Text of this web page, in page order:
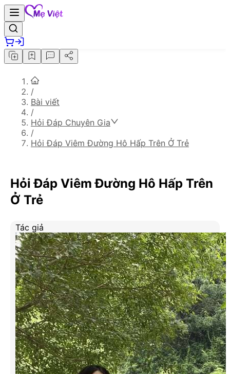
/
Bài viết
/
Hỏi Đáp Chuyên Gia
/
Hỏi Đáp Viêm Đường Hô Hấp Trên Ở Trẻ
Hỏi Đáp Viêm Đường Hô Hấp Trên
Ở Trẻ
Tác giả